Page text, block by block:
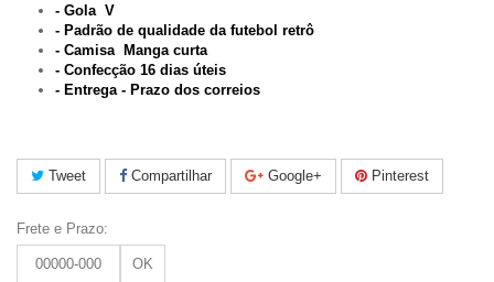
- Gola V
- Padrão de qualidade da futebol retrô
- Camisa Manga curta
- Confecção 16 dias úteis
- Entrega - Prazo dos correios
Tweet Compartilhar Google+ Pinterest
Frete e Prazo:
OK